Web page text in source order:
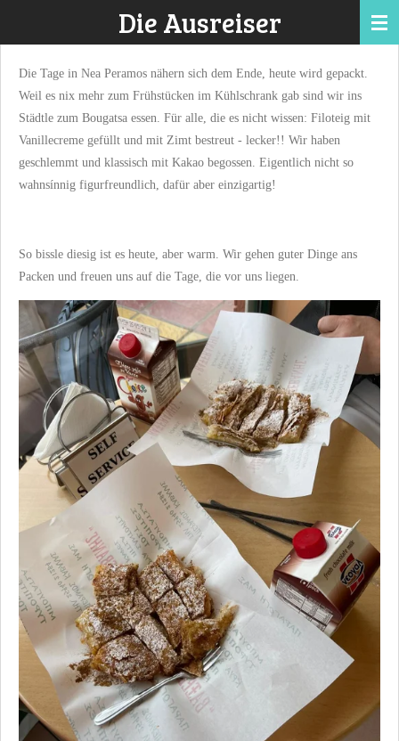
Die Ausreiser
Die Tage in Nea Peramos nähern sich dem Ende, heute wird gepackt.
Weil es nix mehr zum Frühstücken im Kühlschrank gab sind wir ins
Städtle zum Bougatsa essen. Für alle, die es nicht wissen: Filoteig mit
Vanillecreme gefüllt und mit Zimt bestreut - lecker!! Wir haben
geschlemmt und klassisch mit Kakao begossen. Eigentlich nicht so
wahnsínnig figurfreundlich, dafür aber einzigartig!
So bissle diesig ist es heute, aber warm. Wir gehen guter Dinge ans
Packen und freuen uns auf die Tage, die vor uns liegen.